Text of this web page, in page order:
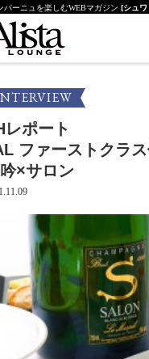
パーニュを楽しむWEBマガジン [シュワ
レポート
ファーストクラ
×サロン